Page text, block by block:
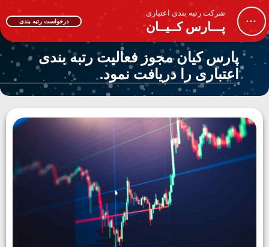
...
شرکت رتبه بندی اعتباری
پـــارس کــیــان درخواست رتبه بندی
پارس کیان مجوز فعالیت رتبه بندی
اعتباری را دریافت نمود.